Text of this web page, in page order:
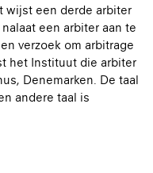
wijst een derde arbiter
een arbiter aan te
verzoek om arbitrage
het Instituut die arbiter
Denemarken. De taal
andere taal is